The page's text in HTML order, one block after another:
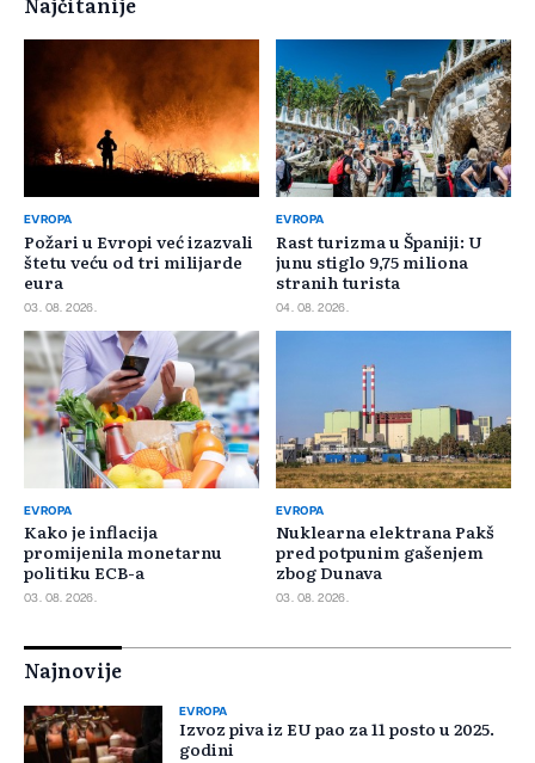
EVROPA
Požari u Evropi već izazvali
štetu veću od tri milijarde
eura
03. 08. 2026.
EVROPA
Rast turizma u Španiji: U
junu stiglo 9,75 miliona
stranih turista
04. 08. 2026.
EVROPA
Kako je inflacija
promijenila monetarnu
politiku ECB-a
03. 08. 2026.
EVROPA
Nuklearna elektrana Pakš
pred potpunim gašenjem
zbog Dunava
03. 08. 2026.
Najnovije
EVROPA
Izvoz piva iz EU pao za 11 posto u 2025.
godini